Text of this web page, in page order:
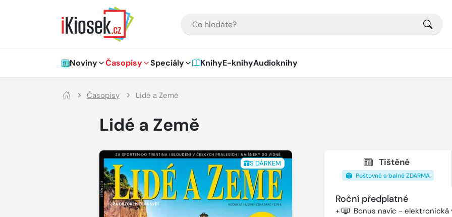
Hlavní navigace
Noviny Časopisy Speciály KnihyE-knihyAudioknihy
Časopisy Lidé a Země
Lidé a Země
S DÁRKEM Tištěné
Poštovné a balné ZDARMA
Roční předplatné
+ Bonus navíc - elektronická